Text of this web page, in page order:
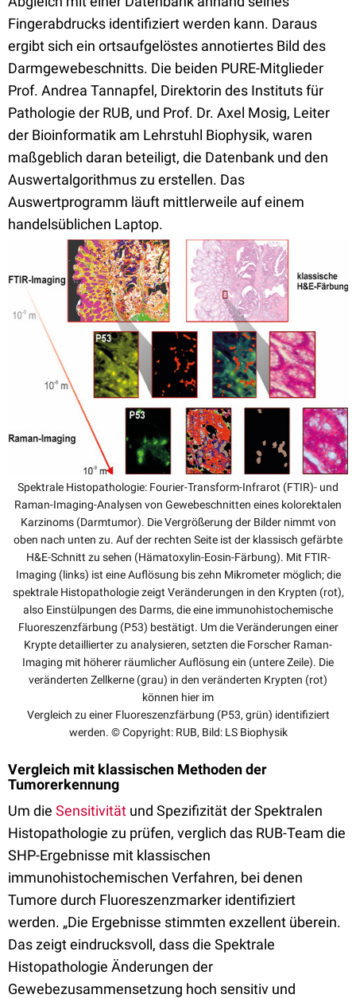
Fingerabdrucks identifiziert werden kann. Daraus
ergibt sich ein ortsaufgelöstes annotiertes Bild des
Darmgewebeschnitts. Die beiden PURE-Mitglieder
Prof. Andrea Tannapfel, Direktorin des Instituts für
Pathologie der RUB, und Prof. Dr. Axel Mosig, Leiter
der Bioinformatik am Lehrstuhl Biophysik, waren
maßgeblich daran beteiligt, die Datenbank und den
Auswertalgorithmus zu erstellen. Das
Auswertprogramm läuft mittlerweile auf einem
handelsüblichen Laptop.
Spektrale Histopathologie: Fourier-Transform-Infrarot (FTIR)- und
Raman-Imaging-Analysen von Gewebeschnitten eines kolorektalen
Karzinoms (Darmtumor). Die Vergrößerung der Bilder nimmt von
oben nach unten zu. Auf der rechten Seite ist der klassisch gefärbte
H&E-Schnitt zu sehen (Hämatoxylin-Eosin-Färbung). Mit FTIR-
Imaging (links) ist eine Auflösung bis zehn Mikrometer möglich; die
spektrale Histopathologie zeigt Veränderungen in den Krypten (rot),
also Einstülpungen des Darms, die eine immunohistochemische
Fluoreszenzfärbung (P53) bestätigt. Um die Veränderungen einer
Krypte detaillierter zu analysieren, setzten die Forscher Raman-
Imaging mit höherer räumlicher Auflösung ein (untere Zeile). Die
veränderten Zellkerne (grau) in den veränderten Krypten (rot)
können hier im
Vergleich zu einer Fluoreszenzfärbung (P53, grün) identifiziert
werden. © Copyright: RUB, Bild: LS Biophysik
Vergleich mit klassischen Methoden der
Tumorerkennung
Um die Sensitivität und Spezifizität der Spektralen
Histopathologie zu prüfen, verglich das RUB-Team die
SHP-Ergebnisse mit klassischen
immunohistochemischen Verfahren, bei denen
Tumore durch Fluoreszenzmarker identifiziert
werden. „Die Ergebnisse stimmten exzellent überein.
Das zeigt eindrucksvoll, dass die Spektrale
Histopathologie Änderungen der
Gewebezusammensetzung hoch sensitiv und